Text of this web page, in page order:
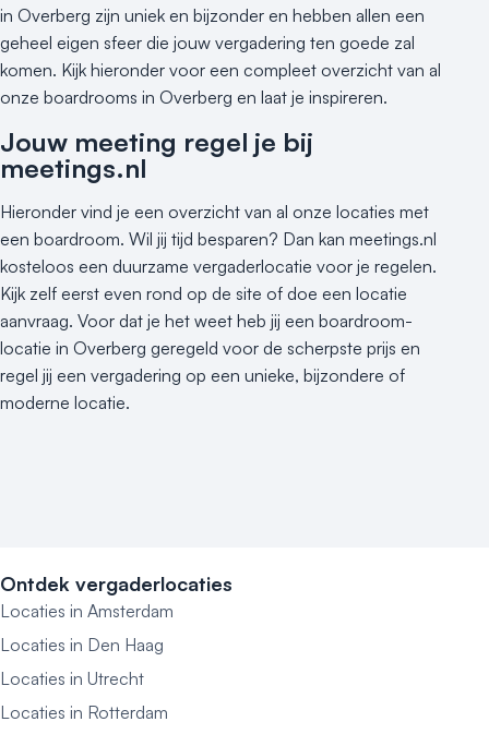
in Overberg zijn uniek en bijzonder en hebben allen een
geheel eigen sfeer die jouw vergadering ten goede zal
komen. Kijk hieronder voor een compleet overzicht van al
onze boardrooms in Overberg en laat je inspireren.
Jouw meeting regel je bij
meetings.nl
Hieronder vind je een overzicht van al onze locaties met
een boardroom. Wil jij tijd besparen? Dan kan meetings.nl
kosteloos een duurzame vergaderlocatie voor je regelen.
Kijk zelf eerst even rond op de site of doe een locatie
aanvraag. Voor dat je het weet heb jij een boardroom-
locatie in Overberg geregeld voor de scherpste prijs en
regel jij een vergadering op een unieke, bijzondere of
moderne locatie.
Ontdek vergaderlocaties
Locaties in Amsterdam
Locaties in Den Haag
Locaties in Utrecht
Locaties in Rotterdam